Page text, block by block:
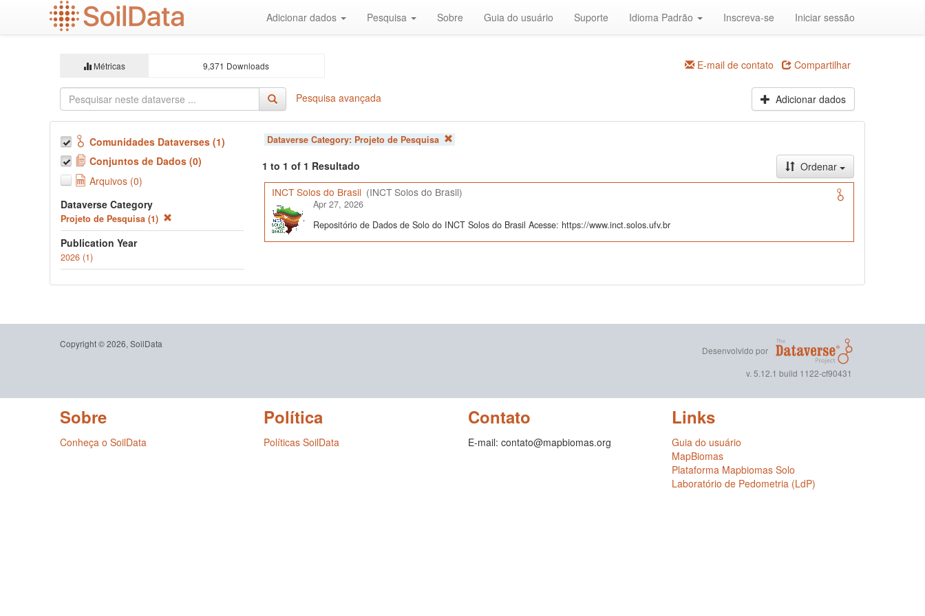
Adicionar dados Pesquisa Sobre Guia do usuário Suporte Idioma Padrão Inscreva-se Iniciar sessão
Métricas 9,371 Downloads E-mail de contato Compartilhar
Pesquisa avançada Adicionar dados
Comunidades Dataverses (1)
Conjuntos de Dados (0)
Arquivos (0)
Dataverse Category
Projeto de Pesquisa (1)
Publication Year
2026 (1)
Dataverse Category: Projeto de Pesquisa
1 to 1 of 1 Resultado
Ordenar
INCT Solos do Brasil (INCT Solos do Brasil)
Apr 27, 2026
Repositório de Dados de Solo do INCT Solos do Brasil Acesse: https://www.inct.solos.ufv.br
Copyright © 2026, SoilData
Desenvolvido por
v. 5.12.1 build 1122-cf90431
Sobre
Conheça o SoilData
Política
Políticas SoilData
Contato
E-mail: contato@mapbiomas.org
Links
Guia do usuário
MapBiomas
Plataforma Mapbiomas Solo
Laboratório de Pedometria (LdP)